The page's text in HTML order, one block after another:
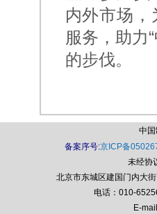
内外市场
服务，助力
的步伐。
中
备案序号:京ICP备
未经协
北京市东城区建国门内大
电话：010-
E-